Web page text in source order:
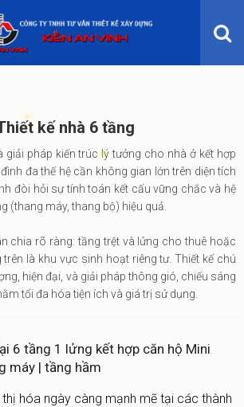
kế nhà 6 tầng
giải pháp kiến trúc lý tưởng cho nhà ở kết hợp
đa thế hệ cần không gian lớn trên diện tích
đòi hỏi sự tính toán kết cấu vững chắc và hệ
(thang máy, thang bộ) hiệu quả.
chia rõ ràng: tầng trệt và lửng cho thuê hoặc
là khu vực sinh hoạt riêng tư. Thiết kế chú
hiện đại, và giải pháp thông gió, chiếu sáng
tối đa hóa tiện ích và giá trị sử dụng.
6 tầng 1 lửng kết hợp căn hộ Mini
máy | tầng hầm
hóa ngày càng mạnh mẽ tại các thành